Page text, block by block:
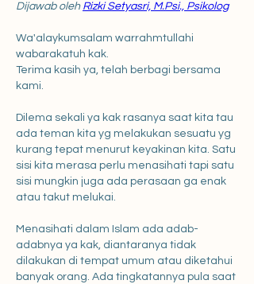
Dijawab oleh Rizki Setyasri, M.Psi., Psikolog
Wa'alaykumsalam warrahmtullahi
wabarakatuh kak.
Terima kasih ya, telah berbagi bersama
kami.
Dilema sekali ya kak rasanya saat kita tau
ada teman kita yg melakukan sesuatu yg
kurang tepat menurut keyakinan kita. Satu
sisi kita merasa perlu menasihati tapi satu
sisi mungkin juga ada perasaan ga enak
atau takut melukai.
Menasihati dalam Islam ada adab-
adabnya ya kak, diantaranya tidak
dilakukan di tempat umum atau diketahui
banyak orang. Ada tingkatannya pula saat